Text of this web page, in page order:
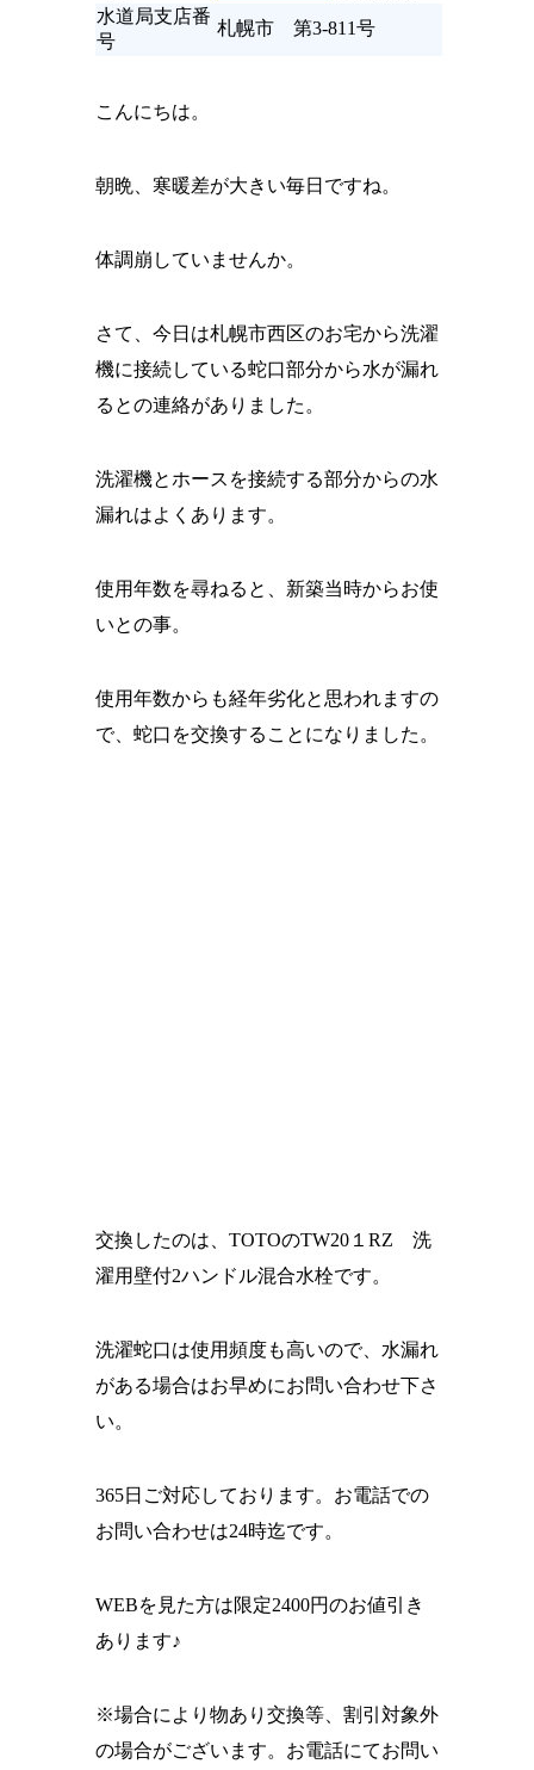
水道局支店番
号
札幌市 第3-811号
こんにちは。
朝晩、寒暖差が大きい毎日ですね。
体調崩していませんか。
さて、今日は札幌市西区のお宅から洗濯
機に接続している蛇口部分から水が漏れ
るとの連絡がありました。
洗濯機とホースを接続する部分からの水
漏れはよくあります。
使用年数を尋ねると、新築当時からお使
いとの事。
使用年数からも経年劣化と思われますの
で、蛇口を交換することになりました。
交換したのは、TOTOのTW20１RZ 洗
濯用壁付2ハンドル混合水栓です。
洗濯蛇口は使用頻度も高いので、水漏れ
がある場合はお早めにお問い合わせ下さ
い。
365日ご対応しております。お電話での
お問い合わせは24時迄です。
WEBを見た方は限定2400円のお値引き
あります♪
※場合により物あり交換等、割引対象外
の場合がございます。お電話にてお問い